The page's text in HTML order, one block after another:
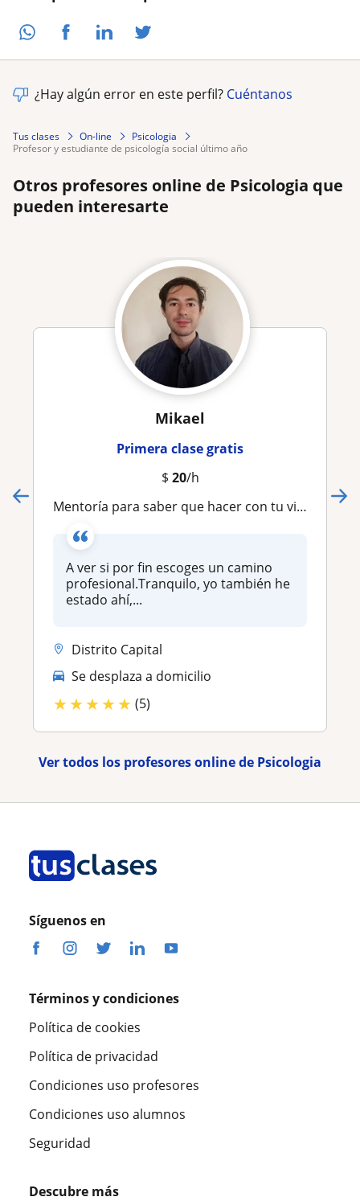
¿Hay algún error en este perfil? Cuéntanos
Tus clases On-line
Psicologia
profesor y estudiante de psicología social último año
Otros profesores online de Psicologia que
pueden interesarte
Mikael
Primera clase gratis
$ 20/h
Mentoría para saber que hacer con tu vida profesionalmente
A ver si por fin escoges un camino
profesional.Tranquilo, yo también he
estado ahí,...
Distrito Capital
Se desplaza a domicilio
★★★★★ (5)
Ver todos los profesores online de Psicologia
Síguenos en
Términos y condiciones
Política de cookies
Política de privacidad
Condiciones uso profesores
Condiciones uso alumnos
Seguridad
Descubre más